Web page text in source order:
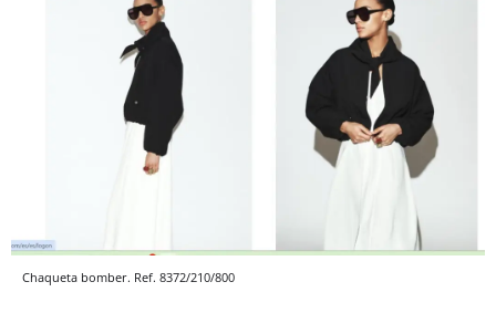
Chaqueta bomber. Ref. 8372/210/800